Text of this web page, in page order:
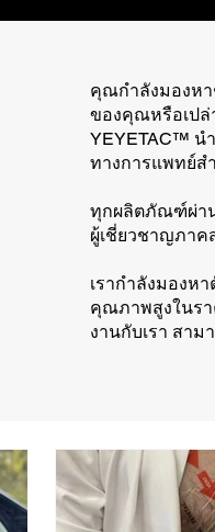
คุณกำลังมองหา
ของคุณหรือเปล่
YEYETAC™
ทางการแพทย์ส
ทุกผลิตภัณฑ์ผ่า
ผู้เชี่ยวชาญภาค
เรากำลังมองห
คุณภาพสูงในร
งานกับเรา สาม